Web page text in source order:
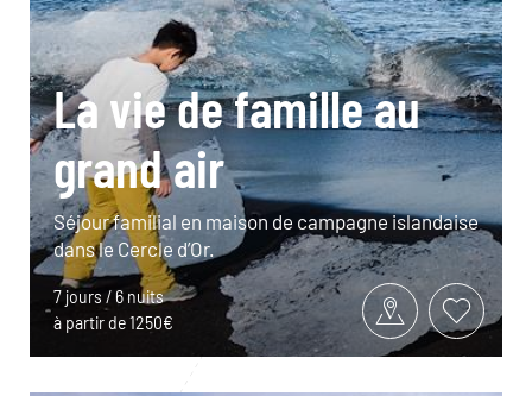
La vie de famille au
grand air
Séjour familial en maison de campagne islandaise
dans le Cercle d’Or.
7 jours / 6 nuits
à partir de 1250€